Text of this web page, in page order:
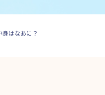
はなあに？